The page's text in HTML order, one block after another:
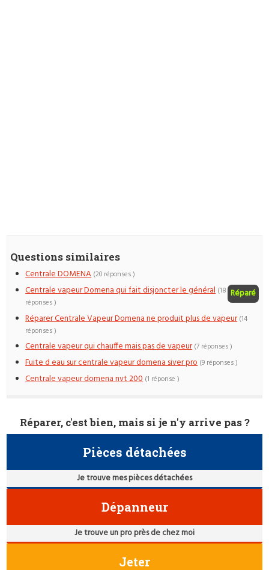
Questions similaires
Centrale DOMENA (20 réponses )
Centrale vapeur Domena qui fait disjoncter le général Réparé
(18
réponses )
Réparer Centrale Vapeur Domena ne produit plus de vapeur (14
réponses )
Centrale vapeur qui chauffe mais pas de vapeur (7 réponses )
Fuite d eau sur centrale vapeur domena siver pro (9 réponses )
Centrale vapeur domena nvt 200 (1 réponse )
Réparer, c'est bien, mais si je n'y arrive pas ?
Pièces détachées
Je trouve mes pièces détachées
Dépanneur
Je trouve un pro près de chez moi
Jeter